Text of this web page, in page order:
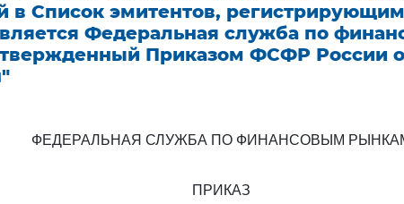
в Список эмитентов,
Федеральная служба по
Приказом ФСФР России
ФЕДЕРАЛЬНАЯ СЛУЖБА ПО ФИНАНСОВЫМ
ПРИКАЗ